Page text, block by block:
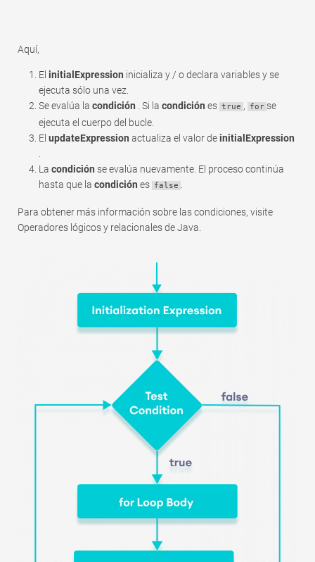
Aquí,
El initialExpression inicializa y / o declara variables y se
ejecuta sólo una vez.
Se evalúa la condición . Si la condición es true , for se
ejecuta el cuerpo del bucle.
El updateExpression actualiza el valor deinitialExpression
La condición se evalúa nuevamente. El proceso continúa
hasta que la condición es false
Para obtener más información sobre las condiciones, visite
Operadores lógicos y relacionales de Java.